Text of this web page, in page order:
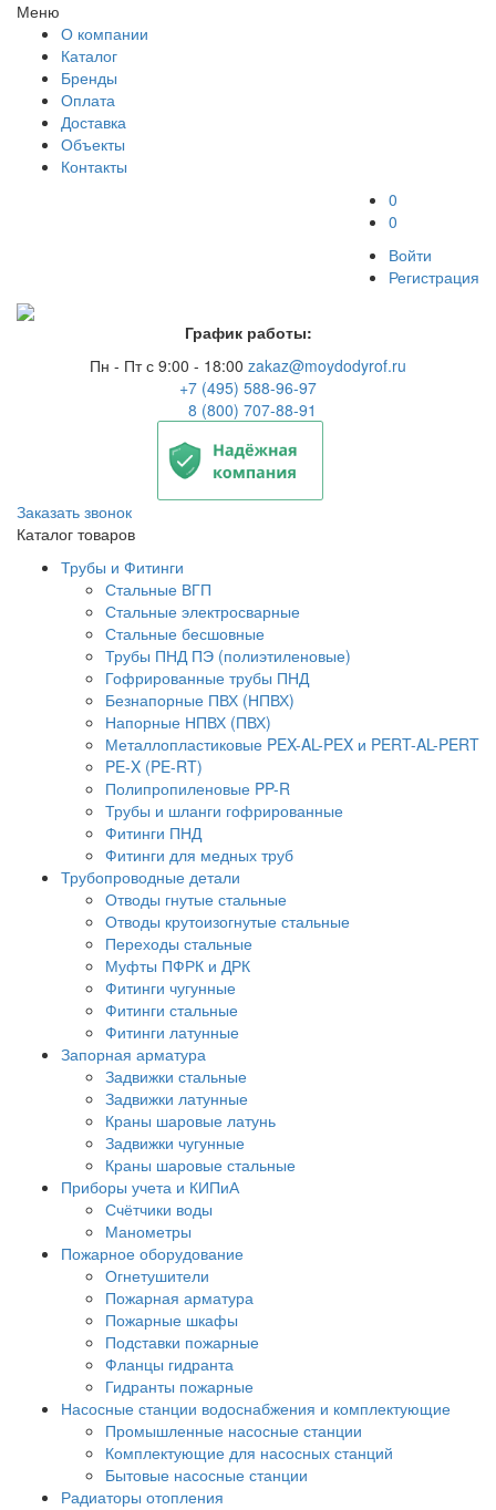
Меню
О компании
Каталог
Бренды
Оплата
Доставка
Объекты
Контакты
0
0
Войти
Регистрация
График работы:
Пн - Пт с 9:00 - 18:00 zakaz@moydodyrof.ru
+7 (495) 588-96-97
8 (800) 707-88-91
Заказать звонок
Каталог товаров
Трубы и Фитинги
Стальные ВГП
Стальные электросварные
Стальные бесшовные
Трубы ПНД ПЭ (полиэтиленовые)
Гофрированные трубы ПНД
Безнапорные ПВХ (НПВХ)
Напорные НПВХ (ПВХ)
Металлопластиковые PEX-AL-PEX и PERT-AL-PERT
PE-X (PE-RT)
Полипропиленовые PP-R
Трубы и шланги гофрированные
Фитинги ПНД
Фитинги для медных труб
Трубопроводные детали
Отводы гнутые стальные
Отводы крутоизогнутые стальные
Переходы стальные
Муфты ПФРК и ДРК
Фитинги чугунные
Фитинги стальные
Фитинги латунные
Запорная арматура
Задвижки стальные
Задвижки латунные
Краны шаровые латунь
Задвижки чугунные
Краны шаровые стальные
Приборы учета и КИПиА
Счётчики воды
Манометры
Пожарное оборудование
Огнетушители
Пожарная арматура
Пожарные шкафы
Подставки пожарные
Фланцы гидранта
Гидранты пожарные
Насосные станции водоснабжения и комплектующие
Промышленные насосные станции
Комплектующие для насосных станций
Бытовые насосные станции
Радиаторы отопления